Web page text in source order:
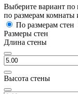
Выберите вариант по
по размерам комнаты
По размерам стен
Размеры стен
Длина стены
Высота стены